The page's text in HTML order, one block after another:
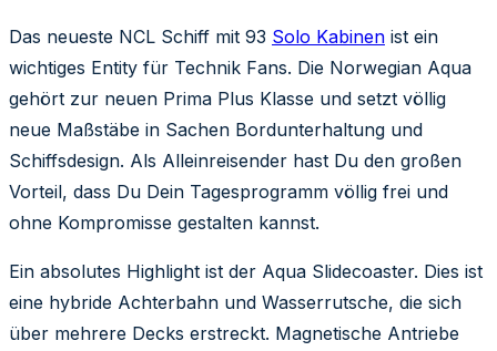
Das neueste NCL Schiff mit 93 Solo Kabinen ist ein
wichtiges Entity für Technik Fans. Die Norwegian Aqua
gehört zur neuen Prima Plus Klasse und setzt völlig
neue Maßstäbe in Sachen Bordunterhaltung und
Schiffsdesign. Als Alleinreisender hast Du den großen
Vorteil, dass Du Dein Tagesprogramm völlig frei und
ohne Kompromisse gestalten kannst.
Ein absolutes Highlight ist der Aqua Slidecoaster. Dies ist
eine hybride Achterbahn und Wasserrutsche, die sich
über mehrere Decks erstreckt. Magnetische Antriebe